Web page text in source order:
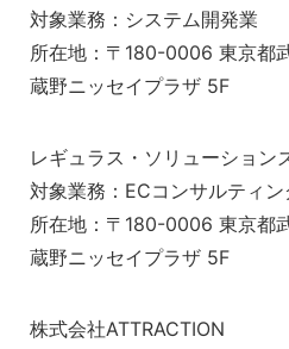
対象業務：システム開発業
所在地：〒180-0006 東京都
蔵野ニッセイプラザ 5F
レギュラス・ソリューション
対象業務：ECコンサルティン
所在地：〒180-0006 東京都
蔵野ニッセイプラザ 5F
株式会社ATTRACTION